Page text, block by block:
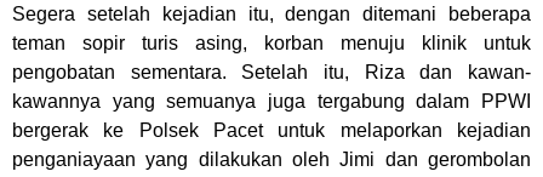
Segera setelah kejadian itu, dengan ditemani beberapa
teman sopir turis asing, korban menuju klinik untuk
pengobatan sementara. Setelah itu, Riza dan kawan-
kawannya yang semuanya juga tergabung dalam PPWI
bergerak ke Polsek Pacet untuk melaporkan kejadian
penganiayaan yang dilakukan oleh Jimi dan gerombolan